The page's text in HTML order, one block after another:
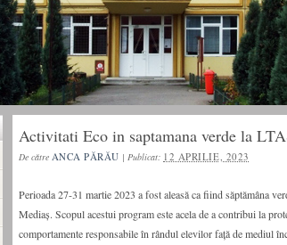
Activitati Eco in saptamana verde la
De către ANCA PĂRĂU | Publicat: 12 APRILIE, 2023
Perioada 27-31 martie 2023 a fost aleasă ca fiind săptămâna
Mediaș. Scopul acestui program este acela de a contribui la
comportamente responsabile în rândul elevilor faţă de mediul